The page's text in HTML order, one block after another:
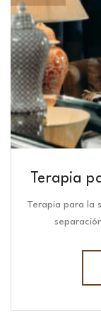
Terapia
Terapia para la